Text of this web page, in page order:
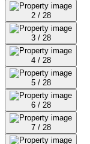
2 / 28
3 / 28
4 / 28
5 / 28
6 / 28
7 / 28